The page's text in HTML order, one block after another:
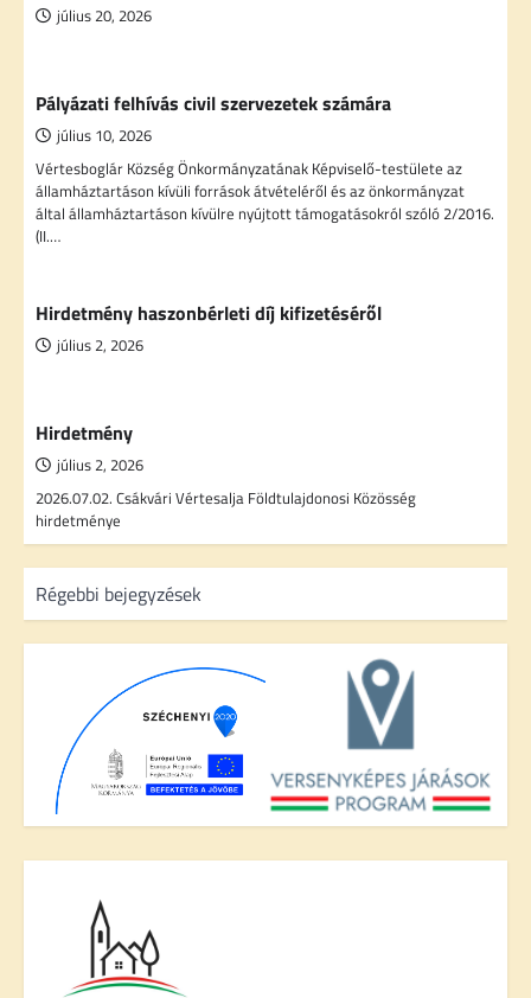
július 20, 2026
Pályázati felhívás civil szervezetek számára
július 10, 2026
Vértesboglár Község Önkormányzatának Képviselő-testülete az
államháztartáson kívüli források átvételéről és az önkormányzat
által államháztartáson kívülre nyújtott támogatásokról szóló 2/2016.
(II.…
Hirdetmény haszonbérleti díj kifizetéséről
július 2, 2026
Hirdetmény
július 2, 2026
2026.07.02. Csákvári Vértesalja Földtulajdonosi Közösség
hirdetménye
B
e
Régebbi bejegyzések